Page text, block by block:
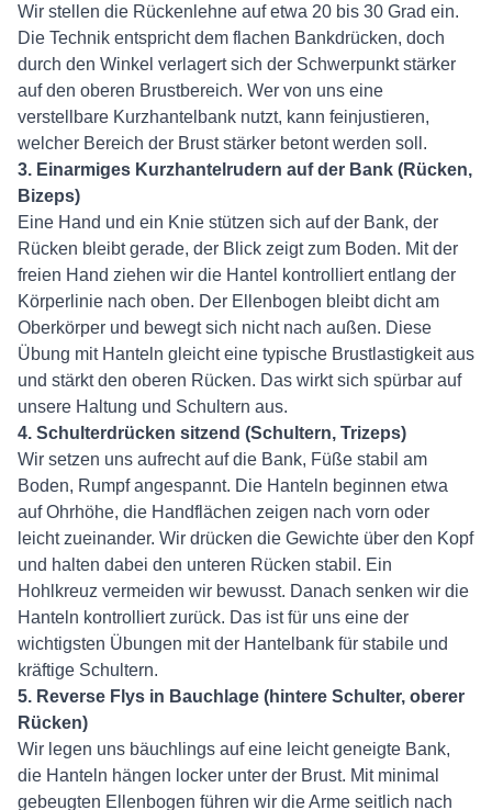
Wir stellen die Rückenlehne auf etwa 20 bis 30 Grad ein.
Die Technik entspricht dem flachen Bankdrücken, doch
durch den Winkel verlagert sich der Schwerpunkt stärker
auf den oberen Brustbereich. Wer von uns eine
verstellbare Kurzhantelbank nutzt, kann feinjustieren,
welcher Bereich der Brust stärker betont werden soll.
3. Einarmiges Kurzhantelrudern auf der Bank (Rücken,
Bizeps)
Eine Hand und ein Knie stützen sich auf der Bank, der
Rücken bleibt gerade, der Blick zeigt zum Boden. Mit der
freien Hand ziehen wir die Hantel kontrolliert entlang der
Körperlinie nach oben. Der Ellenbogen bleibt dicht am
Oberkörper und bewegt sich nicht nach außen. Diese
Übung mit Hanteln gleicht eine typische Brustlastigkeit aus
und stärkt den oberen Rücken. Das wirkt sich spürbar auf
unsere Haltung und Schultern aus.
4. Schulterdrücken sitzend (Schultern, Trizeps)
Wir setzen uns aufrecht auf die Bank, Füße stabil am
Boden, Rumpf angespannt. Die Hanteln beginnen etwa
auf Ohrhöhe, die Handflächen zeigen nach vorn oder
leicht zueinander. Wir drücken die Gewichte über den Kopf
und halten dabei den unteren Rücken stabil. Ein
Hohlkreuz vermeiden wir bewusst. Danach senken wir die
Hanteln kontrolliert zurück. Das ist für uns eine der
wichtigsten Übungen mit der Hantelbank für stabile und
kräftige Schultern.
5. Reverse Flys in Bauchlage (hintere Schulter, oberer
Rücken)
Wir legen uns bäuchlings auf eine leicht geneigte Bank,
die Hanteln hängen locker unter der Brust. Mit minimal
gebeugten Ellenbogen führen wir die Arme seitlich nach